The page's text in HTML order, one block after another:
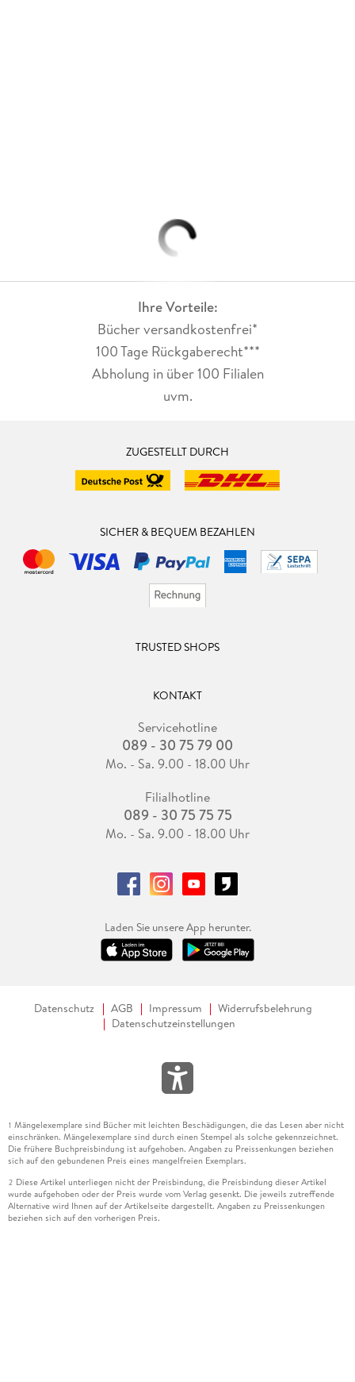
Ihre Vorteile:
Bücher versandkostenfrei*
100 Tage Rückgaberecht***
Abholung in über 100 Filialen
uvm.
ZUGESTELLT DURCH
SICHER & BEQUEM BEZAHLEN
TRUSTED SHOPS
KONTAKT
Servicehotline
089 - 30 75 79 00
Mo. - Sa. 9.00 - 18.00 Uhr
Filialhotline
089 - 30 75 75 75
Mo. - Sa. 9.00 - 18.00 Uhr
Laden Sie unsere App herunter.
Datenschutz AGB Impressum
Widerrufsbelehrung
Datenschutzeinstellungen
1 Mängelexemplare sind Bücher mit leichten Beschädigungen, die das Lesen aber nicht
einschränken. Mängelexemplare sind durch einen Stempel als solche gekennzeichnet.
Die frühere Buchpreisbindung ist aufgehoben. Angaben zu Preissenkungen beziehen
sich auf den gebundenen Preis eines mangelfreien Exemplars.
2 Diese Artikel unterliegen nicht der Preisbindung, die Preisbindung dieser Artikel
wurde aufgehoben oder der Preis wurde vom Verlag gesenkt. Die jeweils zutreffende
Alternative wird Ihnen auf der Artikelseite dargestellt. Angaben zu Preissenkungen
beziehen sich auf den vorherigen Preis.